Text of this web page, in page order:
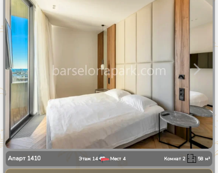
Апарт 1410 Этаж 14 Мест 4 Комнат2 58 м²